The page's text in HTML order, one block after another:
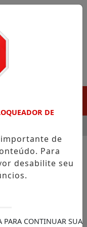
VOLTADA
Mega 30
DE
de
Para
desabilite seu
PARA CONTINUAR SUA